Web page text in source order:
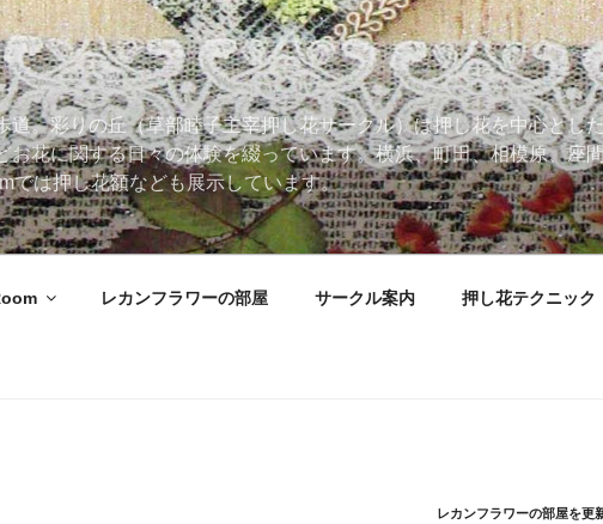
道。彩りの丘（草部睦子主宰押し花サークル）は押し花を中心とし
お花に関する日々の体験を綴っています。横浜、町田、相模原、座
では押し花額なども展示しています。
レカンフラワーの部屋 サークル案内 押し花テクニック
レカンフラワーの部屋を更